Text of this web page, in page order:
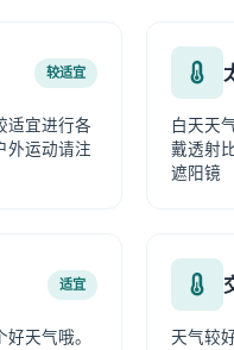
较适宜
适宜进行各
外运动请注
白天天
戴透射
遮阳镜
适宜
天气哦。
天气较